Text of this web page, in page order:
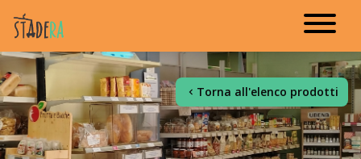
Torna all'elenco prodotti